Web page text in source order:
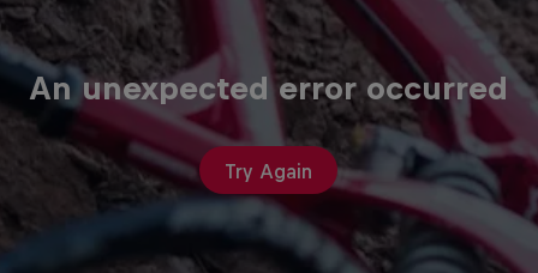
An unexpected error occurred
Try Again